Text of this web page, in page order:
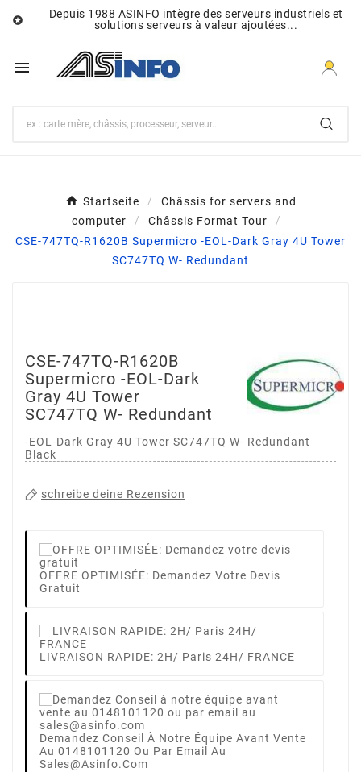

Depuis 1988 ASINFO intègre des serveurs industriels et
solutions serveurs à valeur ajoutées...

Startseite
Châssis for servers and
computer
Châssis Format Tour
CSE-747TQ-R1620B Supermicro -EOL-Dark Gray 4U Tower
SC747TQ W- Redundant
CSE-747TQ-R1620B
Supermicro -EOL-Dark
Gray 4U Tower
SC747TQ W- Redundant
-EOL-Dark Gray 4U Tower SC747TQ W- Redundant
Black
schreibe deine Rezension
OFFRE OPTIMISÉE: Demandez Votre Devis
Gratuit
LIVRAISON RAPIDE: 2H/ Paris 24H/ FRANCE
Demandez Conseil À Notre Équipe Avant Vente
Au 0148101120 Ou Par Email Au
Sales@asinfo.com